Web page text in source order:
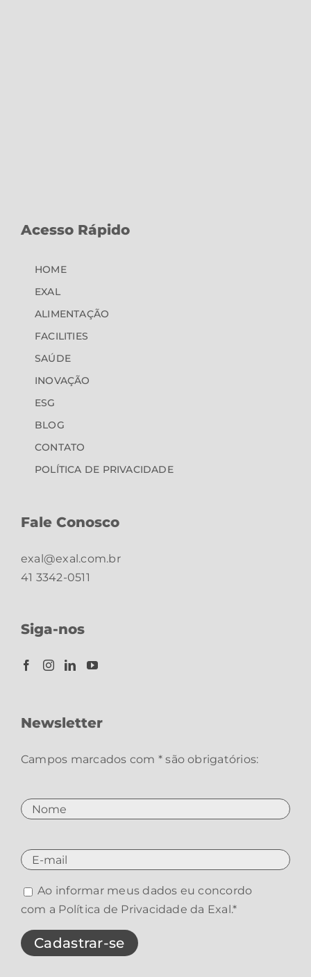
Acesso Rápido
HOME
EXAL
ALIMENTAÇÃO
FACILITIES
SAÚDE
INOVAÇÃO
ESG
BLOG
CONTATO
POLÍTICA DE PRIVACIDADE
Fale Conosco
exal@exal.com.br
41 3342-0511
Siga-nos
Newsletter
Campos marcados com * são obrigatórios:
Ao informar meus dados eu concordo
com a Política de Privacidade da Exal .*